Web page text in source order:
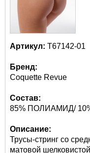
Артикул: Т67142-01
Бренд:
Coquette Revue
Состав:
85% ПОЛИАМИД/
Описание:
Трусы-стринг со
матовой